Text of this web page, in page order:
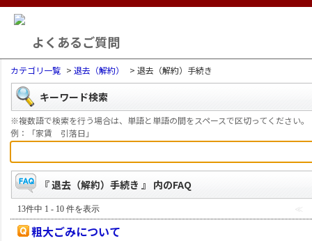
よくあるご質問
カテゴリ一覧 > 退去（解約） > 退去（解約）手続き
キーワード検索
※複数語で検索を行う場合は、単語と単語の間をスペースで区切ってください。
例：「家賃 引落日」
『 退去（解約）手続き 』 内のFAQ
13件中 1 - 10 件を表示 ≪
粗大ごみについて